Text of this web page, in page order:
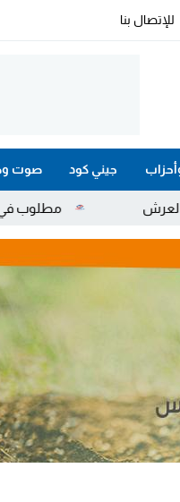
للإتصال بنا
جيني كود صوت
مطلوب في قضايا مخدرات